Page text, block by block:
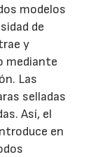
modelos
de
y
mediante
Las
selladas
Así, el
en